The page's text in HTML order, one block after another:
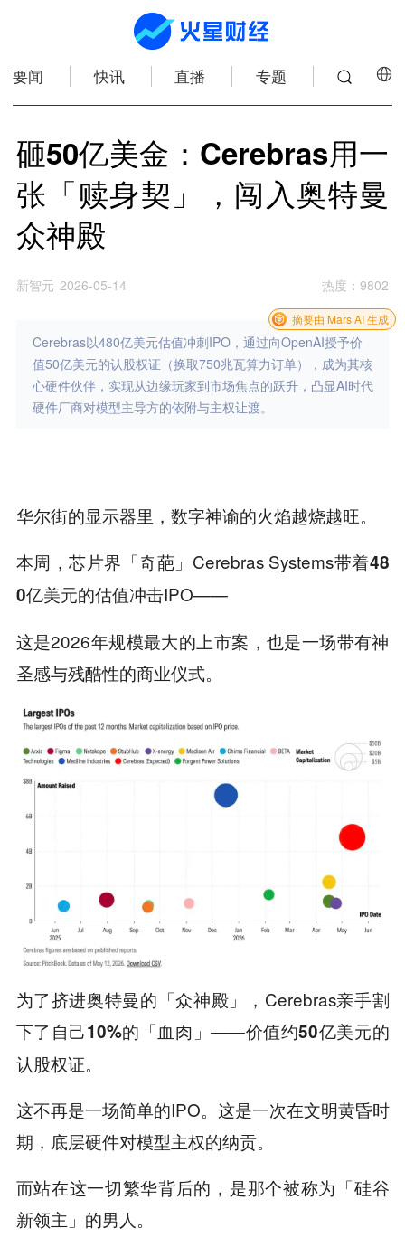
要闻 快讯 直播 专题
砸50亿美金：Cerebras用一
张「赎身契」，闯入奥特曼
众神殿
新智元 2026-05-14 热度 ：9802
Cerebras以480亿美元估值冲刺IPO，通过向OpenAI授予价
值50亿美元的认股权证（换取750兆瓦算力订单），成为其核
心硬件伙伴，实现从边缘玩家到市场焦点的跃升，凸显AI时代
硬件厂商对模型主导方的依附与主权让渡。
摘要由 Mars AI 生成
华尔街的显示器里，数字神谕的火焰越烧越旺。
本周，芯片界「奇葩」Cerebras Systems带着48
0亿美元的估值冲击IPO——
这是2026年规模最大的上市案，也是一场带有神
圣感与残酷性的商业仪式。
为了挤进奥特曼的「众神殿」，Cerebras亲手割
下了自己10%的「血肉」——价值约50亿美元的
认股权证。
这不再是一场简单的IPO。这是一次在文明黄昏时
期，底层硬件对模型主权的纳贡。
而站在这一切繁华背后的，是那个被称为「硅谷
新领主」的男人。